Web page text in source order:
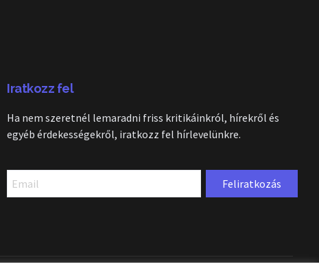
Iratkozz fel
Ha nem szeretnél lemaradni friss kritikáinkról, hírekről és
egyéb érdekességekről, iratkozz fel hírlevelünkre.
Feliratkozás